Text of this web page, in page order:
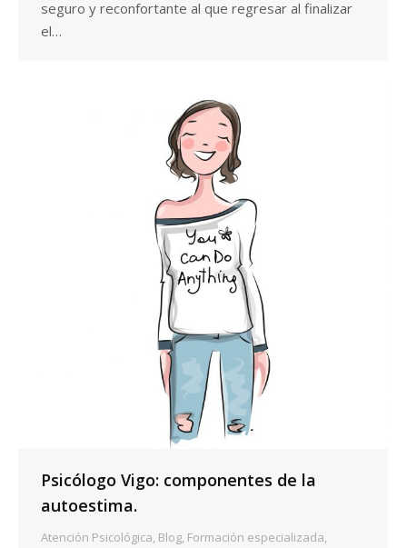
seguro y reconfortante al que regresar al finalizar
el…
Psicólogo Vigo: componentes de la
autoestima.
Atención Psicológica, Blog, Formación especializada,